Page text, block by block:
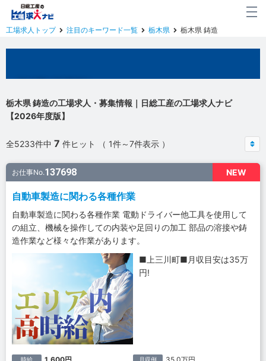
工場求人トップ 注目のキーワード一覧 栃木県 栃木県 鋳造
栃木県 鋳造の工場求人・募集情報｜日総工産の工場求人ナビ
【2026年度版】
全5233件中 7 件ヒット （ 1件～7件表示 ）
NEW
お仕事No.137698
自動車製造に関わる各種作業
自動車製造に関わる各種作業 電動ドライバー他工具を使用して
の組立、機械を操作しての内装や足回りの加工 部品の溶接や鋳
造作業など様々な作業があります。
■上三川町■月収目安は35万
円!
時給 月収例